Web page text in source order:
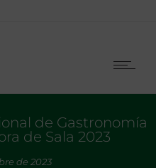
de Gastronomía
de Sala 2023
de 2023